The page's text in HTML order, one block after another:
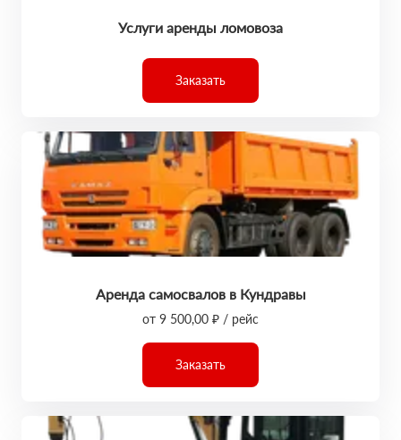
Услуги аренды ломовоза
Заказать
Аренда самосвалов в Кундравы
от 9 500,00 ₽ / рейс
Заказать